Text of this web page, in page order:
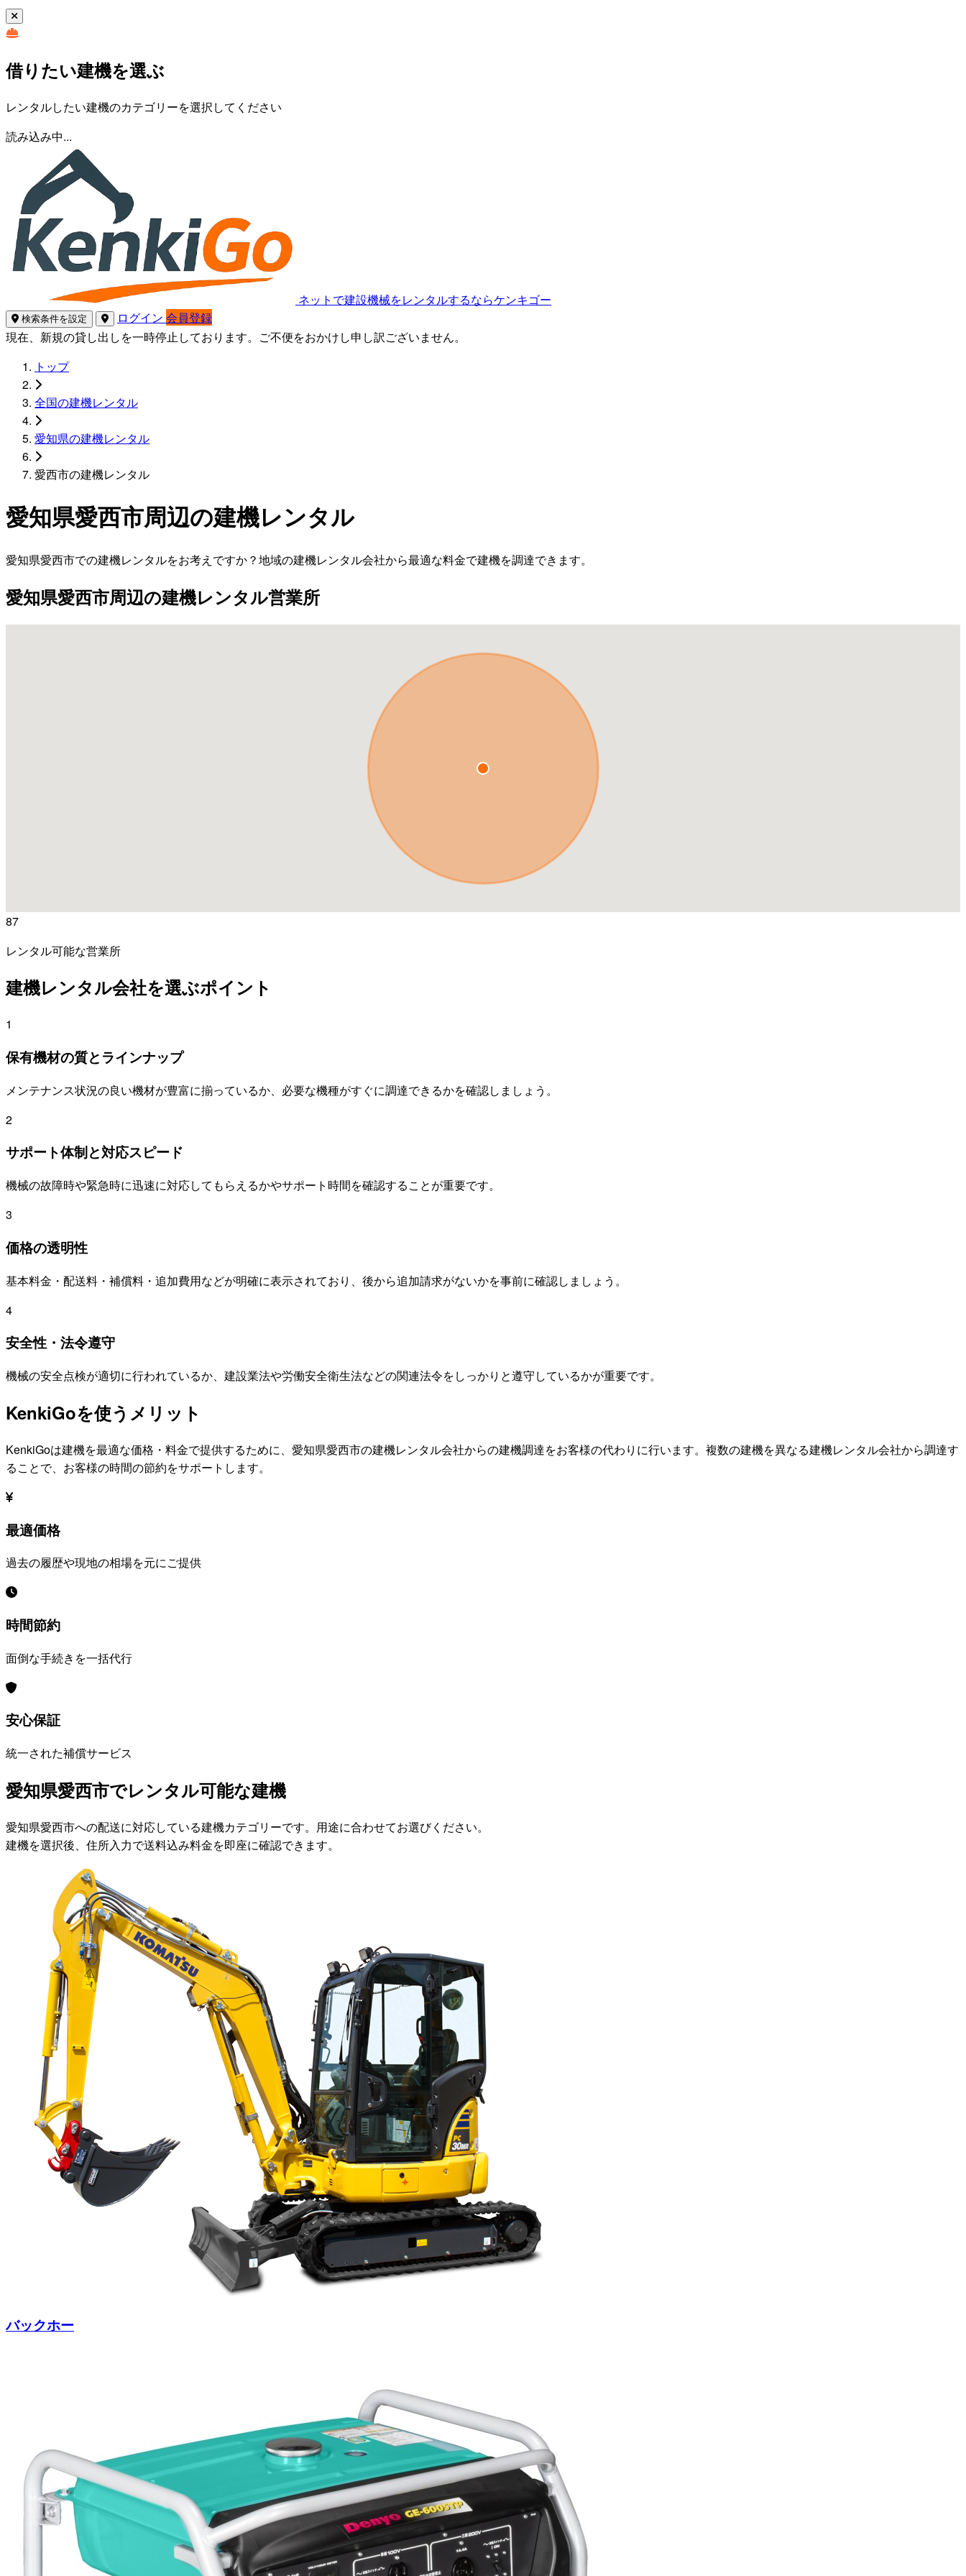
借りたい建機を選ぶ
レンタルしたい建機のカテゴリーを選択してください
読み込み中...
ネットで建設機械をレンタルするならケンキゴー
検索条件を設定 ログイン 会員登録
現在、新規の貸し出しを一時停止しております。ご不便をおかけし申し訳ございません。
トップ
全国の建機レンタル
愛知県の建機レンタル
愛西市の建機レンタル
愛知県愛西市周辺の建機レンタル
愛知県愛西市での建機レンタルをお考えですか？地域の建機レンタル会社から最適な料金で建機を調達できます。
愛知県愛西市周辺の建機レンタル営業所
87
レンタル可能な営業所
建機レンタル会社を選ぶポイント
1
保有機材の質とラインナップ
メンテナンス状況の良い機材が豊富に揃っているか、必要な機種がすぐに調達できるかを確認しましょう。
2
サポート体制と対応スピード
機械の故障時や緊急時に迅速に対応してもらえるかやサポート時間を確認することが重要です。
3
価格の透明性
基本料金・配送料・補償料・追加費用などが明確に表示されており、後から追加請求がないかを事前に確認しましょう。
4
安全性・法令遵守
機械の安全点検が適切に行われているか、建設業法や労働安全衛生法などの関連法令をしっかりと遵守しているかが重要です。
KenkiGoを使うメリット
KenkiGoは建機を最適な価格・料金で提供するために、 愛知県愛西市の建機レンタル会社からの建機調達をお客様の代わりに行います。複数の建機を異なる建機レンタル会社から調達す
ることで、お客様の時間の節約をサポートします。
最適価格
過去の履歴や現地の相場を元にご提供
時間節約
面倒な手続きを一括代行
安心保証
統一された補償サービス
愛知県愛西市でレンタル可能な建機
愛知県愛西市への配送に対応している建機カテゴリーです。用途に合わせてお選びください。
建機を選択後、住所入力で送料込み料金を即座に確認できます。
バックホー